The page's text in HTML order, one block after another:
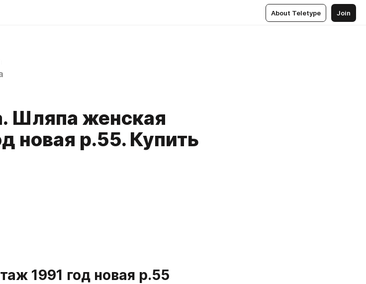
About Teletype Join
Шляпа женская
новая р.55. Купить
1991 год новая р.55